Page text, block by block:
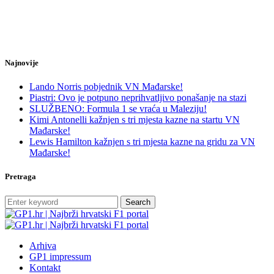
Najnovije
Lando Norris pobjednik VN Mađarske!
Piastri: Ovo je potpuno neprihvatljivo ponašanje na stazi
SLUŽBENO: Formula 1 se vraća u Maleziju!
Kimi Antonelli kažnjen s tri mjesta kazne na startu VN
Mađarske!
Lewis Hamilton kažnjen s tri mjesta kazne na gridu za VN
Mađarske!
Pretraga
Search
Arhiva
GP1 impressum
Kontakt